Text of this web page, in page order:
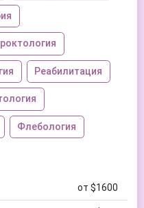
Реабилитация
Флебология
от $1600